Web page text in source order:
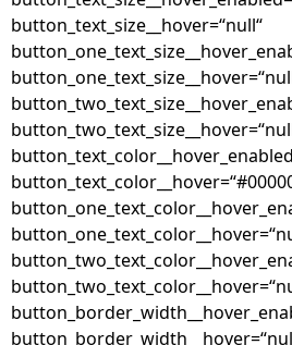
button_text_size__hover=“null“